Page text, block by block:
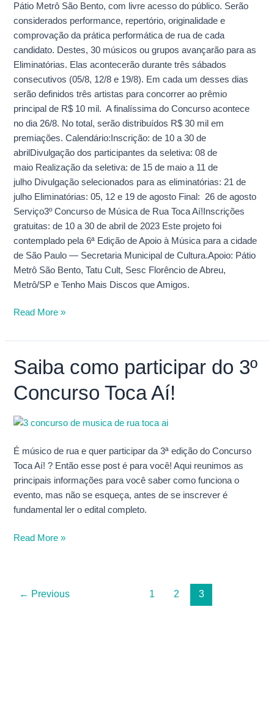
Pátio Metrô São Bento, com livre acesso do público. Serão
considerados performance, repertório, originalidade e
comprovação da prática performática de rua de cada
candidato. Destes, 30 músicos ou grupos avançarão para as
Eliminatórias. Elas acontecerão durante três sábados
consecutivos (05/8, 12/8 e 19/8). Em cada um desses dias
serão definidos três artistas para concorrer ao prêmio
principal de R$ 10 mil. A finalíssima do Concurso acontece
no dia 26/8. No total, serão distribuídos R$ 30 mil em
premiações. Calendário:Inscrição: de 10 a 30 de
abrilDivulgação dos participantes da seletiva: 08 de
maio Realização da seletiva: de 15 de maio a 11 de
julho Divulgação selecionados para as eliminatórias: 21 de
julho Eliminatórias: 05, 12 e 19 de agosto Final: 26 de agosto
Serviço3º Concurso de Música de Rua Toca Aí!Inscrições
gratuitas: de 10 a 30 de abril de 2023 Este projeto foi
contemplado pela 6ª Edição de Apoio à Música para a cidade
de São Paulo — Secretaria Municipal de Cultura.Apoio: Pátio
Metrô São Bento, Tatu Cult, Sesc Florêncio de Abreu,
Metrô/SP e Tenho Mais Discos que Amigos.
Read More »
Saiba como participar do 3º
Concurso Toca Aí!
É músico de rua e quer participar da 3ª edição do Concurso
Toca Aí! ? Então esse post é para você! Aqui reunimos as
principais informações para você saber como funciona o
evento, mas não se esqueça, antes de se inscrever é
fundamental ler o edital completo.
Saiba
como
participar
3º
Toca
Aí!
Read More »
← Previous 1 2 3